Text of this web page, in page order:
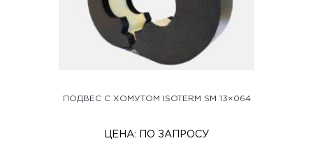
ПОДВЕС С ХОМУТОМ ISOTERM SM 13×064
ЦЕНА: ПО ЗАПРОСУ